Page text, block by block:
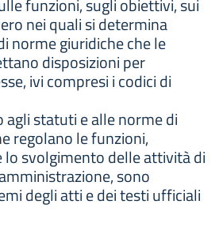
funzioni, sugli obiettivi, sui
nei quali si determina
norme giuridiche che le
disposizioni per
ivi compresi i codici di
agli statuti e alle norme di
regolano le funzioni,
lo svolgimento delle attività di
sono
degli atti e dei testi ufficiali